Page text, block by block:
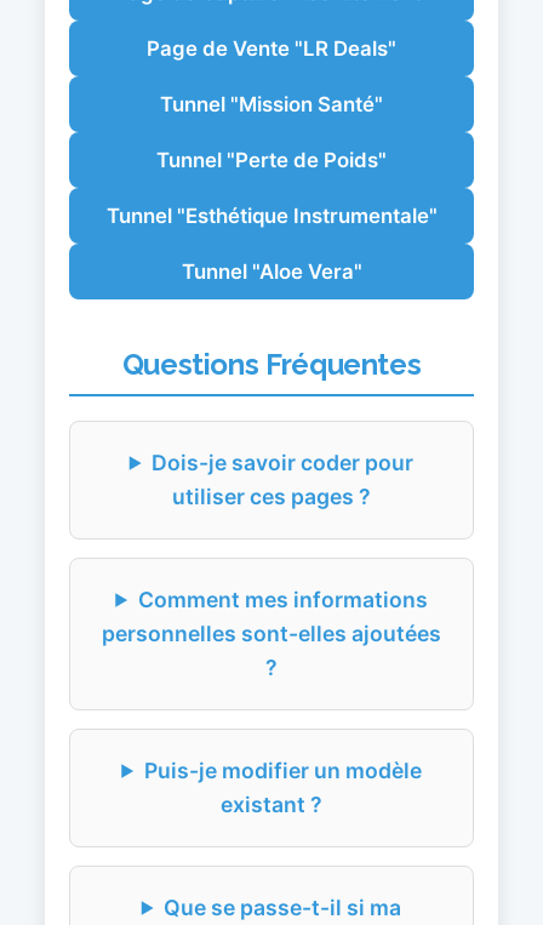
Page de Vente "LR Deals"
Tunnel "Mission Santé"
Tunnel "Perte de Poids"
Tunnel "Esthétique Instrumentale"
Tunnel "Aloe Vera"
Questions Fréquentes
Dois-je savoir coder pour
utiliser ces pages ?
Comment mes informations
personnelles sont-elles ajoutées
?
Puis-je modifier un modèle
existant ?
Que se passe-t-il si ma